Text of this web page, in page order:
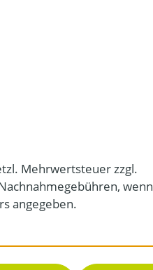
Mehrwertsteuer zzgl.
wenn
angegeben.